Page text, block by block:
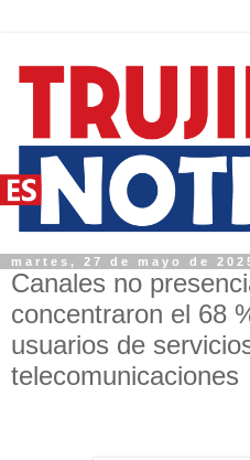
martes, 27 de mayo de
Canales no
concentraron el 68
usuarios de
telecomunicaciones